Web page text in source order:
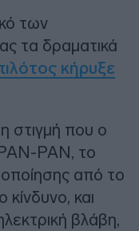
των
τα δραματικά
κήρυξε
στιγμή που ο
PAN, το
από το
και
βλάβη,